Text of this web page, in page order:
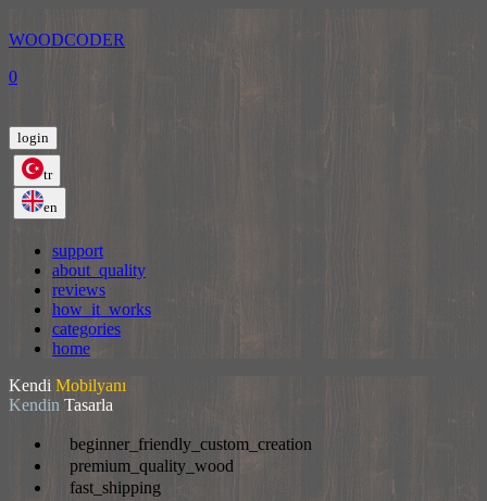
WOODCODER
0
login
tr
en
support
about_quality
reviews
how_it_works
categories
home
Kendi Mobilyanı
Kendin Tasarla
beginner_friendly_custom_creation
premium_quality_wood
fast_shipping